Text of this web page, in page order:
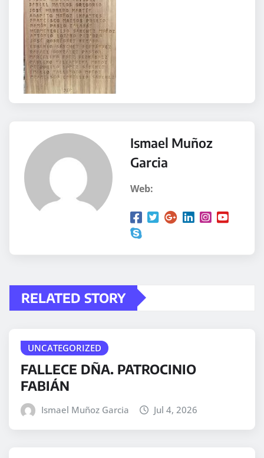
Ismael Muñoz
Garcia
Web:
RELATED STORY
UNCATEGORIZED
FALLECE DÑA. PATROCINIO
FABIÁN
Ismael Muñoz Garcia Jul 4, 2026